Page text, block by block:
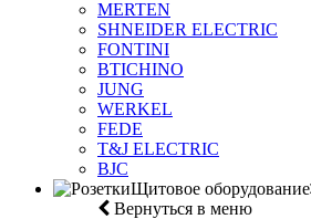
MERTEN
SHNEIDER ELECTRIC
FONTINI
BTICHINO
JUNG
WERKEL
FEDE
T&J ELECTRIC
BJC
Щитовое оборудование
Вернуться в меню